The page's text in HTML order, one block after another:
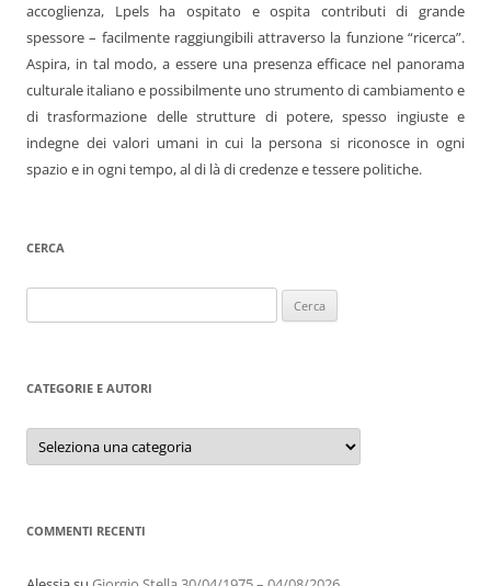
accoglienza, Lpels ha ospitato e ospita contributi di grande
spessore – facilmente raggiungibili attraverso la funzione “ricerca”.
Aspira, in tal modo, a essere una presenza efficace nel panorama
culturale italiano e possibilmente uno strumento di cambiamento e
di trasformazione delle strutture di potere, spesso ingiuste e
indegne dei valori umani in cui la persona si riconosce in ogni
spazio e in ogni tempo, al di là di credenze e tessere politiche.
CERCA
per:
CATEGORIE E AUTORI
Categorie
autori
COMMENTI RECENTI